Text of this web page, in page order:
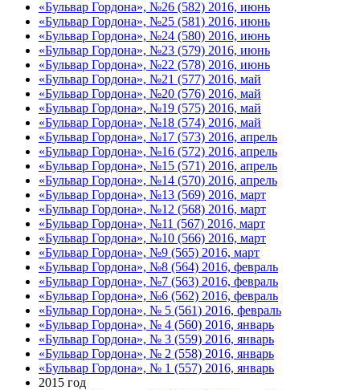
«Бульвар Гордона», №26 (582) 2016, июнь
«Бульвар Гордона», №25 (581) 2016, июнь
«Бульвар Гордона», №24 (580) 2016, июнь
«Бульвар Гордона», №23 (579) 2016, июнь
«Бульвар Гордона», №22 (578) 2016, июнь
«Бульвар Гордона», №21 (577) 2016, май
«Бульвар Гордона», №20 (576) 2016, май
«Бульвар Гордона», №19 (575) 2016, май
«Бульвар Гордона», №18 (574) 2016, май
«Бульвар Гордона», №17 (573) 2016, апрель
«Бульвар Гордона», №16 (572) 2016, апрель
«Бульвар Гордона», №15 (571) 2016, апрель
«Бульвар Гордона», №14 (570) 2016, апрель
«Бульвар Гордона», №13 (569) 2016, март
«Бульвар Гордона», №12 (568) 2016, март
«Бульвар Гордона», №11 (567) 2016, март
«Бульвар Гордона», №10 (566) 2016, март
«Бульвар Гордона», №9 (565) 2016, март
«Бульвар Гордона», №8 (564) 2016, февраль
«Бульвар Гордона», №7 (563) 2016, февраль
«Бульвар Гордона», №6 (562) 2016, февраль
«Бульвар Гордона», № 5 (561) 2016, февраль
«Бульвар Гордона», № 4 (560) 2016, январь
«Бульвар Гордона», № 3 (559) 2016, январь
«Бульвар Гордона», № 2 (558) 2016, январь
«Бульвар Гордона», № 1 (557) 2016, январь
2015 год